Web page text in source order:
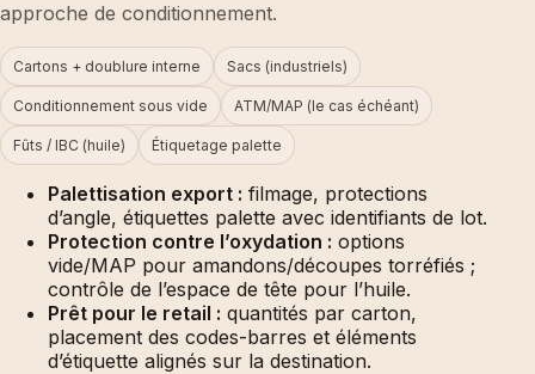
approche de conditionnement.
Cartons + doublure interne Sacs (industriels)
Conditionnement sous vide ATM/MAP (le cas échéant)
Fûts / IBC (huile) Étiquetage palette
Palettisation export : filmage, protections
d’angle, étiquettes palette avec identifiants de lot.
Protection contre l’oxydation : options
vide/MAP pour amandons/découpes torréfiés ;
contrôle de l’espace de tête pour l’huile.
Prêt pour le retail : quantités par carton,
placement des codes-barres et éléments
d’étiquette alignés sur la destination.